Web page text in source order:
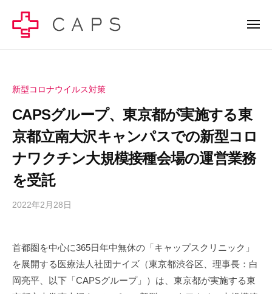
P
株
式
会
社
–
健
営
で
幸
S
株
会
社
公
式
ト
で
す
。
メ
新型コロナウイルス対策
CAPSグループ、東京都が実施する東
京都立南大沢キャンパスでの新型コロ
ナワクチン大規模接種会場の運営業務
を受託
2022年2月28日
a
p
s
首都圏を中心に365日年中無休の「キャップスクリニック」
を展開する医療法人社団ナイズ（東京都渋谷区、理事長：白
岡亮平、以下「CAPSグループ」）は、東京都が実施する東
P
会
–
健
康
経
営
で
幸
総
量
を
最